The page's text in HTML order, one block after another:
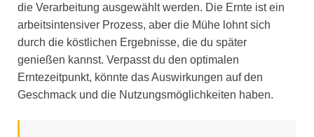
die Verarbeitung ausgewählt werden. Die Ernte ist ein
arbeitsintensiver Prozess, aber die Mühe lohnt sich
durch die köstlichen Ergebnisse, die du später
genießen kannst. Verpasst du den optimalen
Erntezeitpunkt, könnte das Auswirkungen auf den
Geschmack und die Nutzungsmöglichkeiten haben.